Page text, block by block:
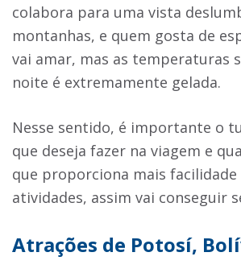
colabora para uma vista
montanhas, e quem gosta de
vai amar, mas as temperaturas
noite é extremamente gelada.
Nesse sentido, é importante o
que deseja fazer na viagem e
que proporciona mais facilidade
atividades, assim vai conseguir
Atrações de Potosí,